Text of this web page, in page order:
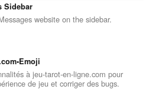
Sidebar
website on the sidebar.
à jeu-tarot-en-ligne.com pour
de jeu et corriger des bugs.